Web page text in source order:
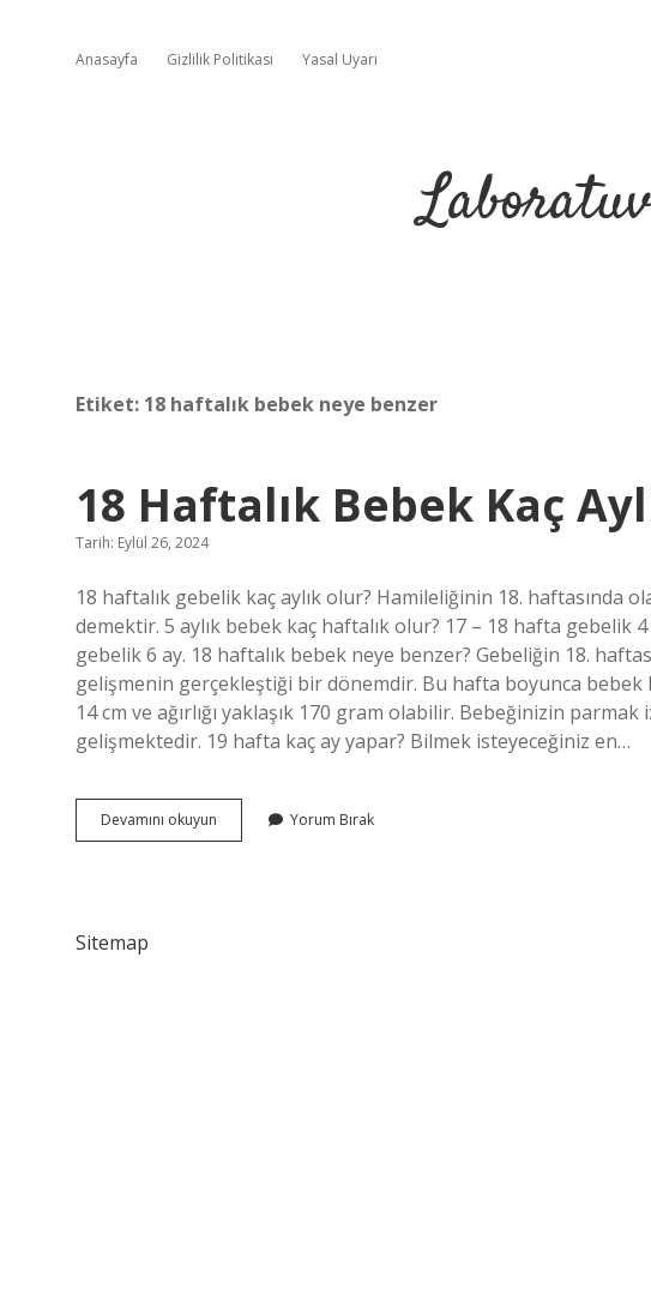
Anasayfa Gizlilik Politikası Yasal Uyarı
Etiket: 18 haftalık bebek neye benzer
18 Haftalık Bebek Kaç
Tarih: Eylül 26, 2024
18 haftalık gebelik kaç aylık olur? Hamileliğinin 18. haftasında
demektir. 5 aylık bebek kaç haftalık olur? 17 – 18 hafta gebelik
gebelik 6 ay. 18 haftalık bebek neye benzer? Gebeliğin 18.
gelişmenin gerçekleştiği bir dönemdir. Bu hafta boyunca bebek
14 cm ve ağırlığı yaklaşık 170 gram olabilir. Bebeğinizin
gelişmektedir. 19 hafta kaç ay yapar? Bilmek isteyeceğiniz en…
Devamını okuyun
Haftalık
Yorum Bırak
Sitemap